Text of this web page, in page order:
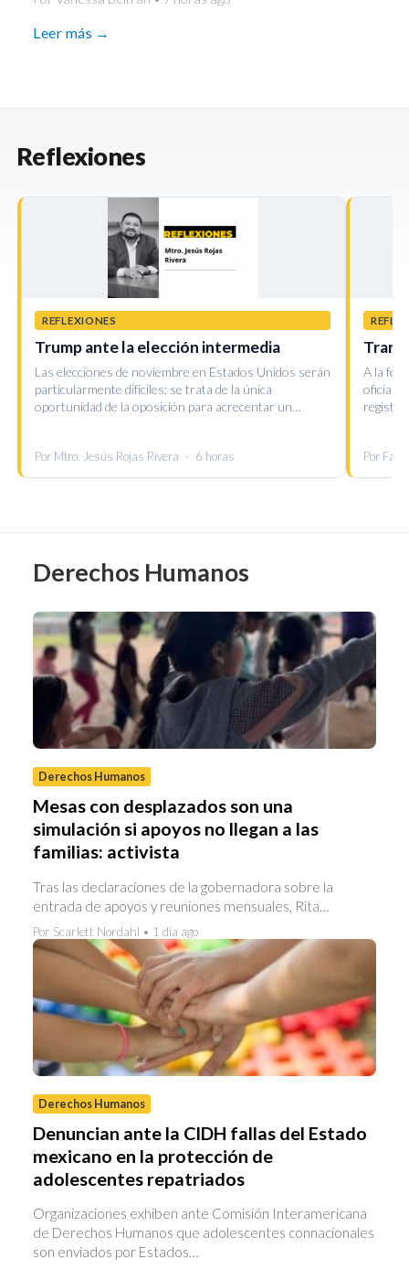
Leer más →
Reflexiones
REFLEXIONES
Trump ante la elección intermedia
Las elecciones de noviembre en Estados Unidos serán
particularmente difíciles; se trata de la única
oportunidad de la oposición para acrecentar un…
Por Mtro. Jesús Rojas Rivera · 6 horas
A la
Por
Derechos Humanos
Derechos Humanos
Mesas con desplazados son una
simulación si apoyos no llegan a las
familias: activista
Tras las declaraciones de la gobernadora sobre la
entrada de apoyos y reuniones mensuales, Rita…
Por Scarlett Nordahl • 1 día ago
Derechos Humanos
Denuncian ante la CIDH fallas del Estado
mexicano en la protección de
adolescentes repatriados
Organizaciones exhiben ante Comisión Interamericana
de Derechos Humanos que adolescentes connacionales
son enviados por Estados…